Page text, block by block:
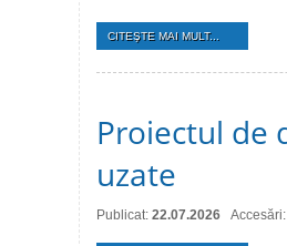
CITEŞTE MAI MULT...
Proiectul de
uzate
Publicat: 22.07.2026